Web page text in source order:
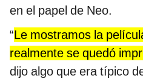
en el papel de Neo.
“Le mostramos la
realmente se quedó
dijo algo que era típico